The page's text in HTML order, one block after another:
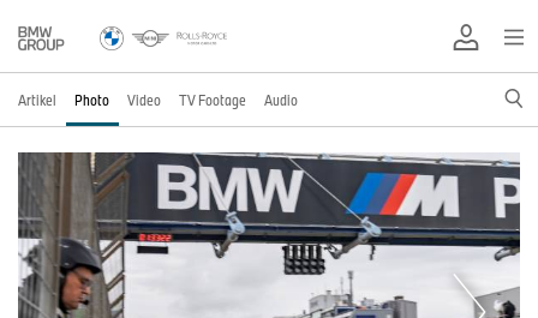
Artikel Photo Video TV Footage Audio